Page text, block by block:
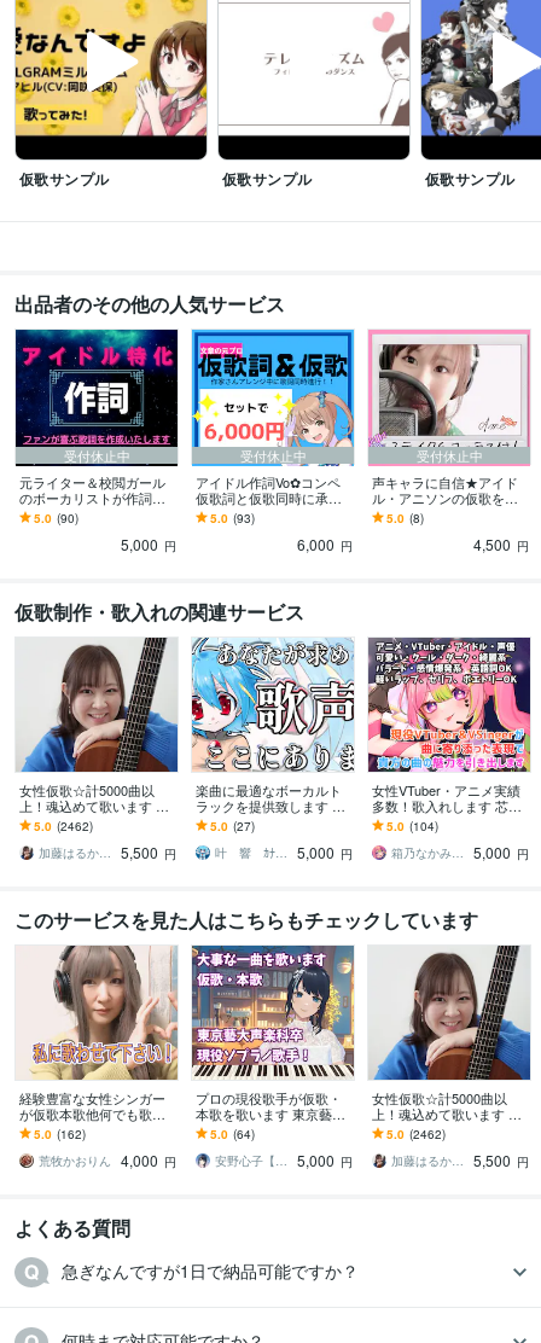
仮歌サンプル 仮歌サンプル 仮歌サンプル
出品者のその他の人気サービス
受付休止中
元ライター＆校閲ガール
のボーカリストが作詞を
します ファンが喜ぶ歌詞
作成！ヲタだからこそヲ
タの気持ちがわかる
5.0 (90)
5,000 円
受付休止中
アイドル作詞Vo✿コンペ
仮歌詞と仮歌同時に承り
ます アレンジに集中した
い方へ♪可愛いアイドル歌
詞はお任せ下さい！
5.0 (93)
6,000 円
受付休止中
声キャラに自信★アイド
ル・アニソンの仮歌を承
ります アイドルコンペ採
用あり【高音質機材】2テ
イク＆コーラスW付！
5.0 (8)
4,500 円
仮歌制作・歌入れの関連サービス
女性仮歌☆計5000曲以
上！魂込めて歌います エ
ディットが楽♪すぐ提出可
能♪毎月採用♪テレビ出演
有♪
5.0 (2462)
加藤はるか_Sing
5,500 円
楽曲に最適なボーカルト
ラックを提供致します 最
短即日納品可能！ピッチ
リズム修正済みでお渡し
出来ます
5.0 (27)
叶 響 ｶﾅｴ ﾋﾋﾞｷ
5,000 円
女性VTuber・アニメ実績
多数！歌入れします 芯の
ある声で表情豊かに曲の
魅力を引き出します！仮
歌&本歌に！
5.0 (104)
箱乃なかみ（Hakono Nakami）
5,000 円
このサービスを見た人はこちらもチェックしています
経験豊富な女性シンガー
が仮歌本歌他何でも歌い
ます メジャーアーティス
トコーラス実績、企業CM
ソング本歌歌唱
5.0 (162)
荒牧かおりん
4,000 円
プロの現役歌手が仮歌・
本歌を歌います 東京藝術
大学声楽科卒業！あなた
の大事な一曲を歌います
5.0 (64)
安野心子【安心さん】
5,000 円
女性仮歌☆計5000曲以
上！魂込めて歌います エ
ディットが楽♪すぐ提出可
能♪毎月採用♪テレビ出演
有♪
5.0 (2462)
加藤はるか_Sing
5,500 円
よくある質問
急ぎなんですが1日で納品可能ですか？